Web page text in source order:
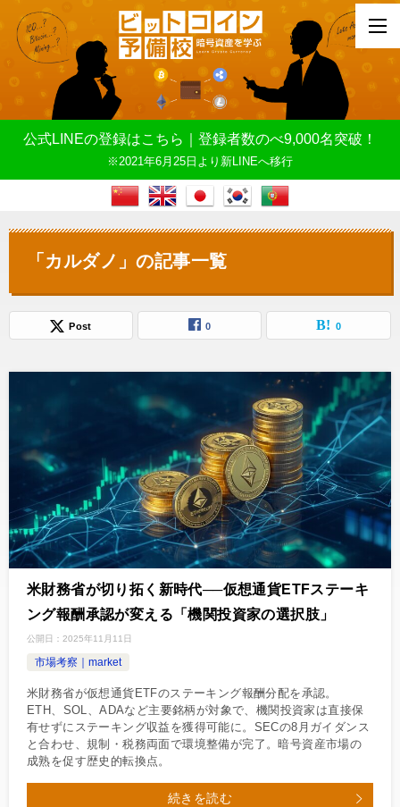
公式LINEの登録はこちら｜登録者数のべ9,000名突破！
※2021年6月25日より新LINEへ移行
「カルダノ」の記事一覧
Post 0 0
米財務省が切り拓く新時代──仮想通貨ETFステーキ
ング報酬承認が変える「機関投資家の選択肢」
公開日： 2025年11月11日
市場考察｜market
米財務省が仮想通貨ETFのステーキング報酬分配を承認。
ETH、SOL、ADAなど主要銘柄が対象で、機関投資家は直接保
有せずにステーキング収益を獲得可能に。SECの8月ガイダンス
と合わせ、規制・税務両面で環境整備が完了。暗号資産市場の
成熟を促す歴史的転換点。
続きを読む